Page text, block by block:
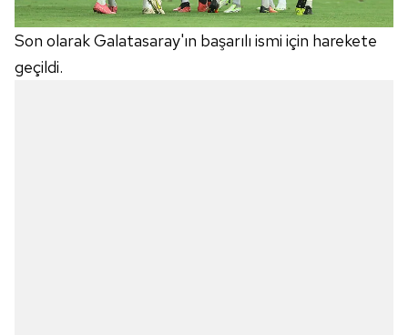
Son olarak Galatasaray'ın başarılı ismi için harekete
geçildi.